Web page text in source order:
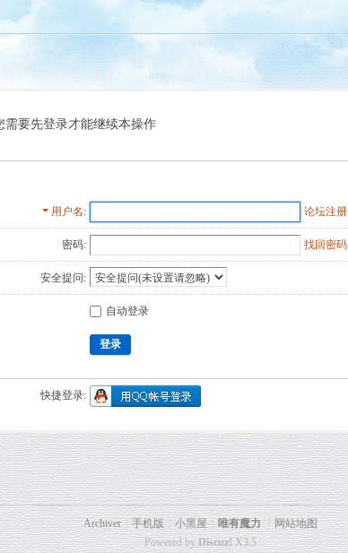
需要先登录才能继续本操作
用户名 论坛注册
密码: 找回密码
安全提问:
自动登录
登录
快捷登录:
Archiver | 手机版 | 小黑屋 | 唯有魔力 | 网站地图
Powered byDiscuz! X3.5